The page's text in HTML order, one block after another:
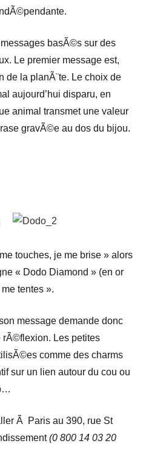
basÃ©s sur des
Le premier message est,
de la planÃ¨te. Le choix de
aujourd’hui disparu, en
animal transmet une valeur
gravÃ©e au dos du bijou.
touches, je me brise » alors
« Dodo Diamond » (en or
tentes ».
message demande donc
rÃ©flexion. Les petites
comme des charms
sur un lien autour du cou ou
Ã Paris au 390, rue St
(0 800 14 03 20